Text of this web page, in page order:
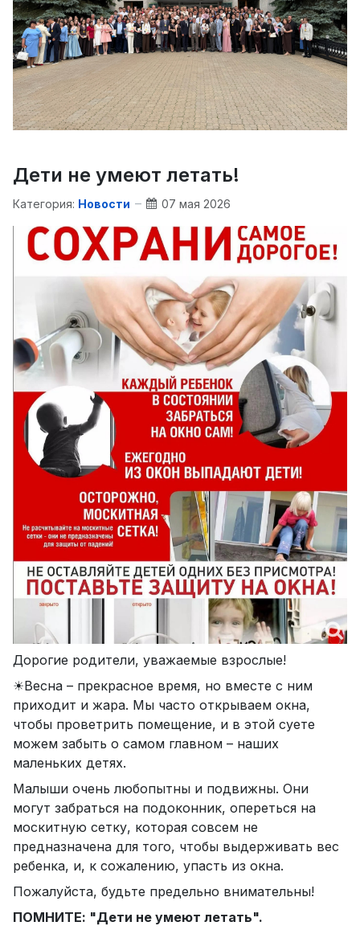
Дети не умеют летать!
Категория: Новости 07 мая 2026
Дорогие родители, уважаемые взрослые!
☀Весна – прекрасное время, но вместе с ним
приходит и жара. Мы часто открываем окна,
чтобы проветрить помещение, и в этой суете
можем забыть о самом главном – наших
маленьких детях.
Малыши очень любопытны и подвижны. Они
могут забраться на подоконник, опереться на
москитную сетку, которая совсем не
предназначена для того, чтобы выдерживать вес
ребенка, и, к сожалению, упасть из окна.
Пожалуйста, будьте предельно внимательны!
ПОМНИТЕ: "Дети не умеют летать".